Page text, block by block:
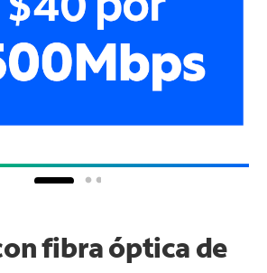
fibra óptica de